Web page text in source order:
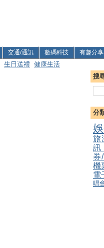
交通/通訊 數碼科技 有趣分享
生日送禮 健康生活
搜
分
旅
訊
券
機
電
唱